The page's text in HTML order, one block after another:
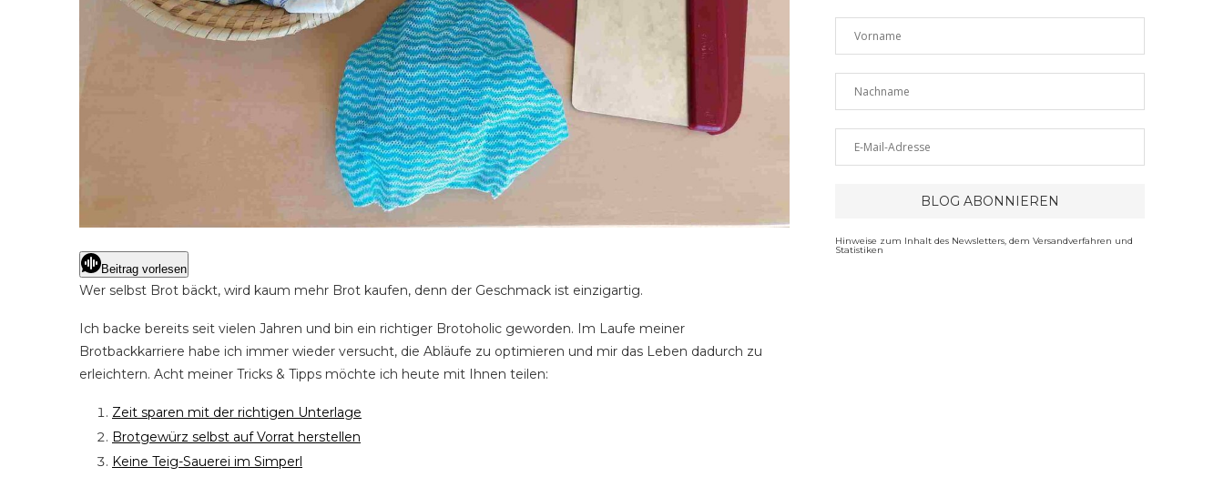
Beitrag vorlesen
Wer selbst Brot bäckt, wird kaum mehr Brot kaufen, denn der Geschmack ist einzigartig.
Ich backe bereits seit vielen Jahren und bin ein richtiger Brotoholic geworden. Im Laufe meiner
Brotbackkarriere habe ich immer wieder versucht, die Abläufe zu optimieren und mir das Leben dadurch zu
erleichtern. Acht meiner Tricks & Tipps möchte ich heute mit Ihnen teilen:
Zeit sparen mit der richtigen Unterlage
Brotgewürz selbst auf Vorrat herstellen
Keine Teig-Sauerei im Simperl
Hinweise zum Inhalt des Newsletters, dem Versandverfahren und
Statistiken